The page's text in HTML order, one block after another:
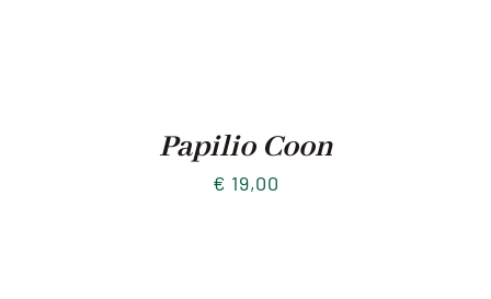
Papilio Coon
€ 19,00